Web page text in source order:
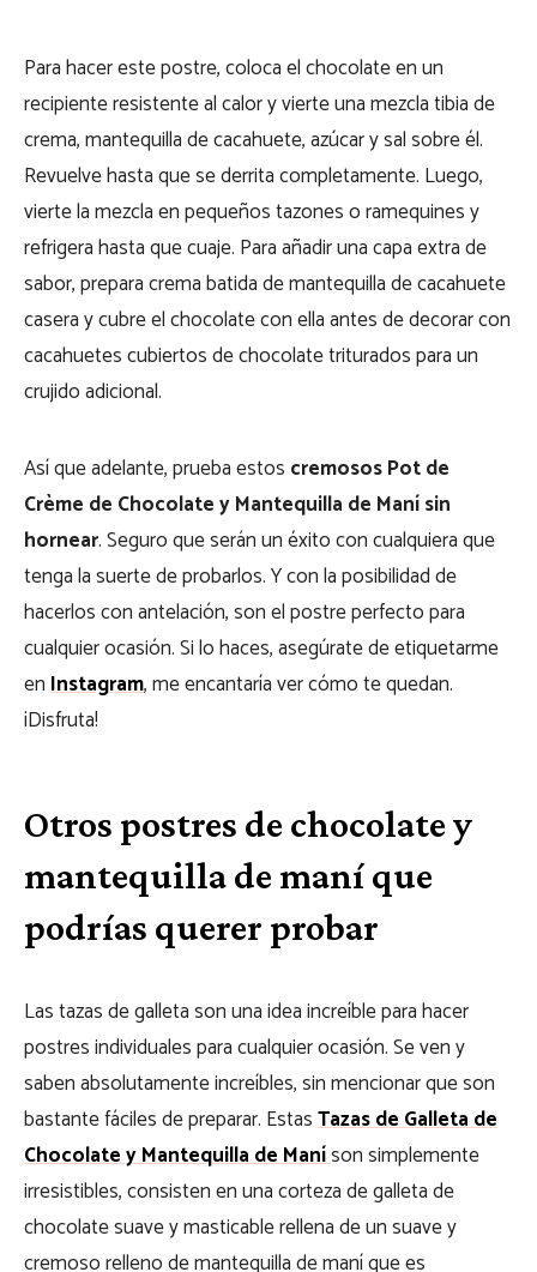
Para hacer este postre, coloca el chocolate en un
recipiente resistente al calor y vierte una mezcla tibia de
crema, mantequilla de cacahuete, azúcar y sal sobre él.
Revuelve hasta que se derrita completamente. Luego,
vierte la mezcla en pequeños tazones o ramequines y
refrigera hasta que cuaje. Para añadir una capa extra de
sabor, prepara crema batida de mantequilla de cacahuete
casera y cubre el chocolate con ella antes de decorar con
cacahuetes cubiertos de chocolate triturados para un
crujido adicional.
Así que adelante, prueba estos cremosos Pot de
Crème de Chocolate y Mantequilla de Maní sin
hornear. Seguro que serán un éxito con cualquiera que
tenga la suerte de probarlos. Y con la posibilidad de
hacerlos con antelación, son el postre perfecto para
cualquier ocasión. Si lo haces, asegúrate de etiquetarme
enInstagram, me encantaría ver cómo te quedan.
¡Disfruta!
Otros postres de chocolate y
mantequilla de maní que
podrías querer probar
Las tazas de galleta son una idea increíble para hacer
postres individuales para cualquier ocasión. Se ven y
saben absolutamente increíbles, sin mencionar que son
bastante fáciles de preparar. EstasTazas de Galleta de
Chocolate y Mantequilla de Maníson simplemente
irresistibles, consisten en una corteza de galleta de
chocolate suave y masticable rellena de un suave y
cremoso relleno de mantequilla de maní que es